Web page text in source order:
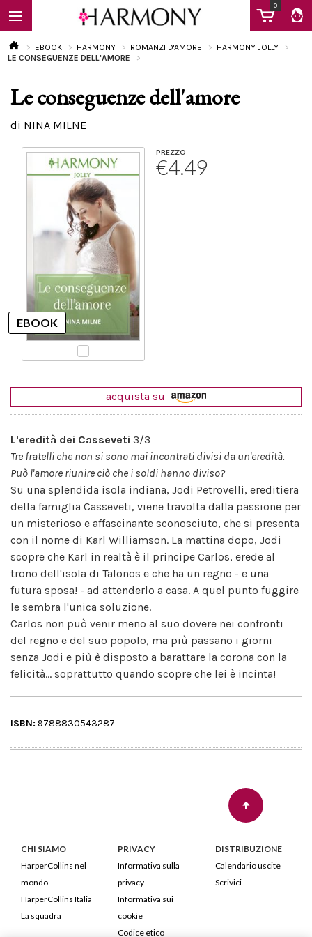
0
EBOOK
EBOOK HARMONY ROMANZI D'AMORE
HARMONY JOLLY
LE CONSEGUENZE DELL'AMORE
Le conseguenze dell'amore
di NINA MILNE
PREZZO
€4.49
acquista su
L'eredità dei Casseveti 3/3
Tre fratelli che non si sono mai incontrati divisi da un'eredità.
Può l'amore riunire ciò che i soldi hanno diviso?
Su una splendida isola indiana, Jodi Petrovelli, ereditiera
della famiglia Casseveti, viene travolta dalla passione per
un misterioso e affascinante sconosciuto, che si presenta
con il nome di Karl Williamson. La mattina dopo, Jodi
scopre che Karl in realtà è il principe Carlos, erede al
trono dell'isola di Talonos e che ha un regno - e una
futura sposa! - ad attenderlo a casa. A quel punto fuggire
le sembra l'unica soluzione.
Carlos non può venir meno al suo dovere nei confronti
del regno e del suo popolo, ma più passano i giorni
senza Jodi e più è disposto a barattare la corona con la
felicità... soprattutto quando scopre che lei è incinta!
ISBN: 9788830543287
CHI SIAMO
HarperCollins nel
mondo
HarperCollins Italia
La squadra
PRIVACY
Informativa sulla
privacy
Informativa sui
cookie
Codice etico
DISTRIBUZIONE
Calendario uscite
Scrivici